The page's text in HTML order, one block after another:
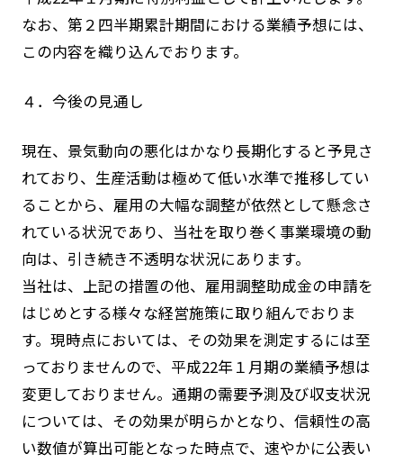
なお、第２四半期累計期間における業績予想には、
この内容を織り込んでおります。
４．今後の見通し
現在、景気動向の悪化はかなり長期化すると予見さ
れており、生産活動は極めて低い水準で推移してい
ることから、雇用の大幅な調整が依然として懸念さ
れている状況であり、当社を取り巻く事業環境の動
向は、引き続き不透明な状況にあります。
当社は、上記の措置の他、雇用調整助成金の申請を
はじめとする様々な経営施策に取り組んでおりま
す。現時点においては、その効果を測定するには至
っておりませんので、平成22年１月期の業績予想は
変更しておりません。通期の需要予測及び収支状況
については、その効果が明らかとなり、信頼性の高
い数値が算出可能となった時点で、速やかに公表い